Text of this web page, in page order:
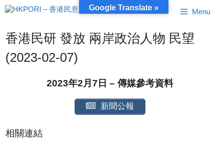
跳
至
容
Menu
香港民研 發放 兩岸政治人物 民望
(2023-02-07)
2023年2月7日 – 傳媒參考資料
新聞公報
相關連結
Google Translate »